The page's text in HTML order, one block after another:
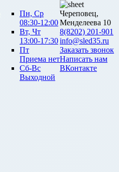
Пн, Ср
08:30-12:00
Вт, Чт
13:00-17:30
Пт
Приема нет
Сб-Вс
Выходной
Череповец,
Менделеева 10
8(8202) 201-901
info@sled35.ru
Заказать звонок
Написать нам
ВКонтакте